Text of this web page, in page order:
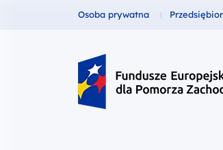
Fundusze dla
Osoba prywatna Fundusze
Fundusze